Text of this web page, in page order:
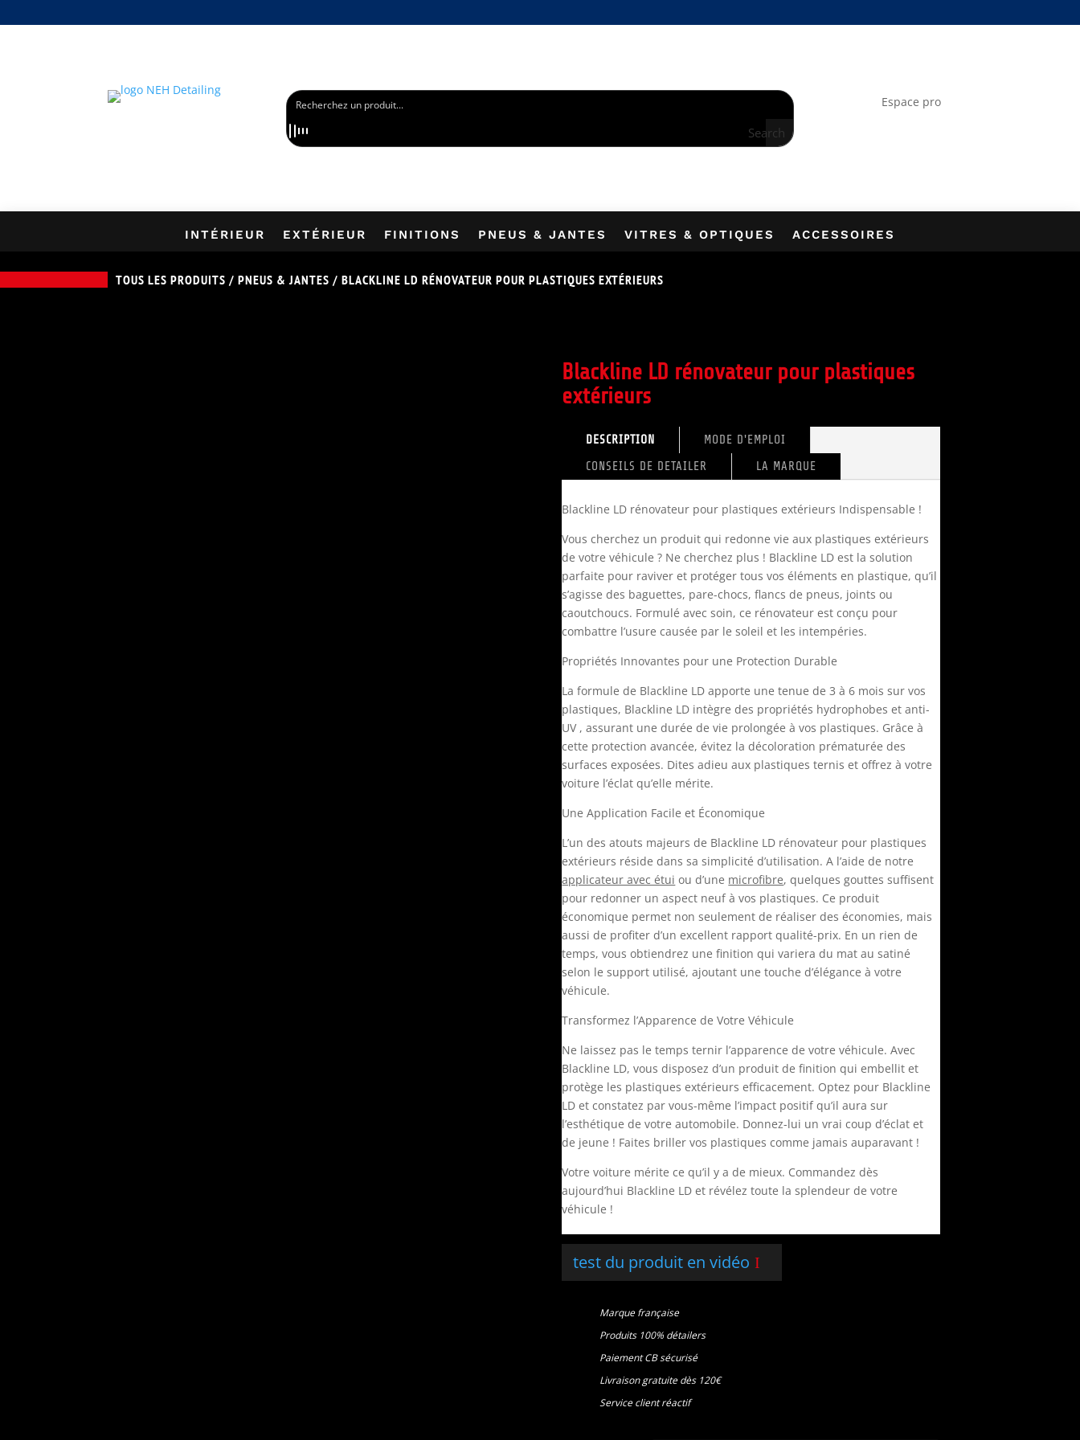
Search
Espace pro
INTÉRIEUR EXTÉRIEUR FINITIONS PNEUS & JANTES VITRES & OPTIQUES ACCESSOIRES
TOUS LES PRODUITS /PNEUS & JANTES /BLACKLINE LD RÉNOVATEUR POUR PLASTIQUES EXTÉRIEURS
Blackline LD rénovateur pour plastiques
extérieurs
DESCRIPTION
MODE D'EMPLOI
CONSEILS DE DETAILER
LA MARQUE
Blackline LD rénovateur pour plastiques extérieurs Indispensable !
Vous cherchez un produit qui redonne vie aux plastiques extérieurs
de votre véhicule ? Ne cherchez plus ! Blackline LD est la solution
parfaite pour raviver et protéger tous vos éléments en plastique, qu’il
s’agisse des baguettes, pare-chocs, flancs de pneus, joints ou
caoutchoucs. Formulé avec soin, ce rénovateur est conçu pour
combattre l’usure causée par le soleil et les intempéries.
Propriétés Innovantes pour une Protection Durable
La formule de Blackline LD apporte une tenue de 3 à 6 mois sur vos
plastiques, Blackline LD intègre des propriétés hydrophobes et anti-
UV , assurant une durée de vie prolongée à vos plastiques. Grâce à
cette protection avancée, évitez la décoloration prématurée des
surfaces exposées. Dites adieu aux plastiques ternis et offrez à votre
voiture l’éclat qu’elle mérite.
Une Application Facile et Économique
L’un des atouts majeurs de Blackline LD rénovateur pour plastiques
extérieurs réside dans sa simplicité d’utilisation. A l’aide de notre
applicateur avec étui ou d’une microfibre, quelques gouttes suffisent
pour redonner un aspect neuf à vos plastiques. Ce produit
économique permet non seulement de réaliser des économies, mais
aussi de profiter d’un excellent rapport qualité-prix. En un rien de
temps, vous obtiendrez une finition qui variera du mat au satiné
selon le support utilisé, ajoutant une touche d’élégance à votre
véhicule.
Transformez l’Apparence de Votre Véhicule
Ne laissez pas le temps ternir l’apparence de votre véhicule. Avec
Blackline LD, vous disposez d’un produit de finition qui embellit et
protège les plastiques extérieurs efficacement. Optez pour Blackline
LD et constatez par vous-même l’impact positif qu’il aura sur
l’esthétique de votre automobile. Donnez-lui un vrai coup d’éclat et
de jeune ! Faites briller vos plastiques comme jamais auparavant !
Votre voiture mérite ce qu’il y a de mieux. Commandez dès
aujourd’hui Blackline LD et révélez toute la splendeur de votre
véhicule !
test du produit en vidéo
Marque française
Produits 100% détailers
Paiement CB sécurisé
Livraison gratuite dès 120€
Service client réactif